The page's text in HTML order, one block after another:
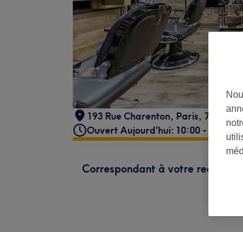
193 Rue Charenton, Paris, 75012
Ouvert Aujourd'hui: 10:00 - 20:30
Correspondant à votre recherche